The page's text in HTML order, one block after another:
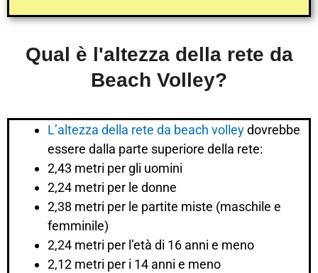
Qual è l'altezza della rete da
Beach Volley?
L’altezza della rete da beach volleydovrebbe
essere dalla parte superiore della rete:
2,43 metri per gli uomini
2,24 metri per le donne
2,38 metri per le partite miste (maschile e
femminile)
2,24 metri per l’età di 16 anni e meno
2,12 metri per i 14 anni e meno